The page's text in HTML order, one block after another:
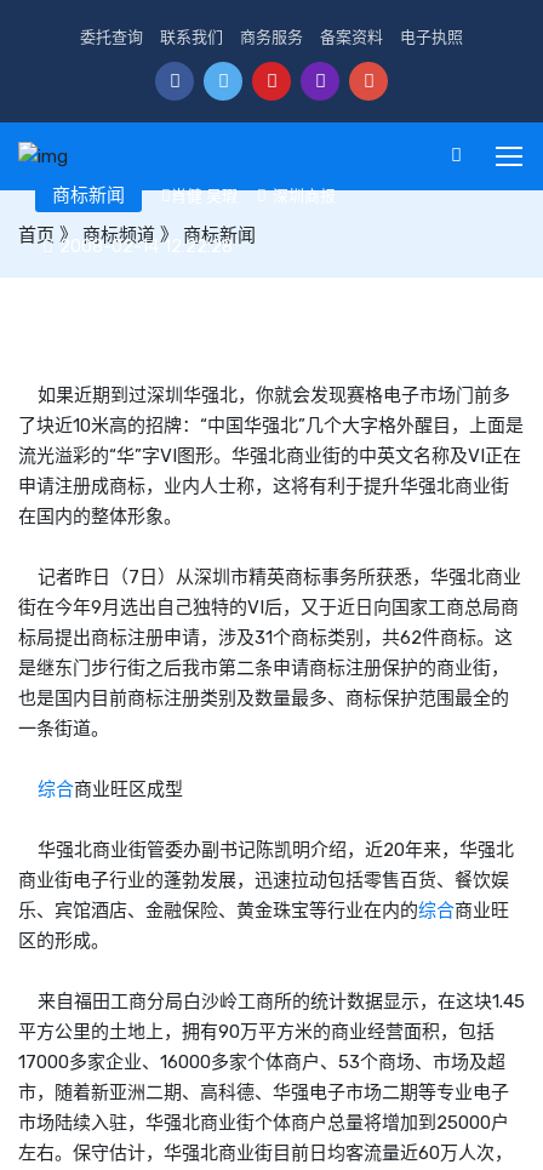
委托查询 联系我们 商务服务 备案资料 电子执照
首页 》 商标频道》 商标新闻
商标新闻 肖健 吴瑕 深圳商报
2008-02-14 12:22:28
如果近期到过深圳华强北，你就会发现赛格电子市场门前多
了块近10米高的招牌：“中国华强北”几个大字格外醒目，上面是
流光溢彩的“华”字VI图形。华强北商业街的中英文名称及VI正在
申请注册成商标，业内人士称，这将有利于提升华强北商业街
在国内的整体形象。
记者昨日（7日）从深圳市精英商标事务所获悉，华强北商业
街在今年9月选出自己独特的VI后，又于近日向国家工商总局商
标局提出商标注册申请，涉及31个商标类别，共62件商标。这
是继东门步行街之后我市第二条申请商标注册保护的商业街，
也是国内目前商标注册类别及数量最多、 商标保护范围最全的
一条街道。
综合商业旺区成型
华强北商业街管委办副书记陈凯明介绍，近20年来，华强北
商业街电子行业的蓬勃发展，迅速拉动包括零售百货、餐饮娱
乐、宾馆酒店、金融保险、黄金珠宝等行业在内的综合商业旺
区的形成。
来自福田工商分局白沙岭工商所的统计数据显示，在这块1.45
平方公里的土地上，拥有90万平方米的商业经营面积，包括
17000多家企业、16000多家个体商户、53个商场、市场及超
市，随着新亚洲二期、高科德、华强电子市场二期等专业电子
市场陆续入驻，华强北商业街个体商户总量将增加到25000户
左右。保守估计，华强北商业街目前日均客流量近60万人次，